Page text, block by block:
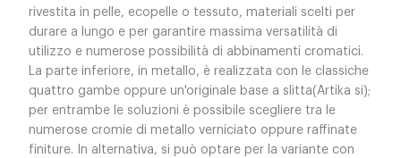
rivestita in pelle, ecopelle o tessuto, materiali scelti per
durare a lungo e per garantire massima versatilità di
utilizzo e numerose possibilità di abbinamenti cromatici.
La parte inferiore, in metallo, è realizzata con le classiche
quattro gambe oppure un'originale base a slitta(Artika si);
per entrambe le soluzioni è possibile scegliere tra le
numerose cromie di metallo verniciato oppure raffinate
finiture. In alternativa, si può optare per la variante con